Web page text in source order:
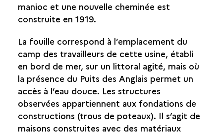
SAINT-PHILIPPE
PUITS ARABE
PUITS DES ANGLAIS
PUITS DES FRANÇAIS
manioc et une nouvelle cheminée est
construite en 1919.
La fouille correspond à l’emplacement du
camp des travailleurs de cette usine, établi
en bord de mer, sur un littoral agité, mais où
la présence du Puits des Anglais permet un
accès à l’eau douce. Les structures
observées appartiennent aux fondations de
constructions (trous de poteaux). Il s’agit de
maisons construites avec des matériaux